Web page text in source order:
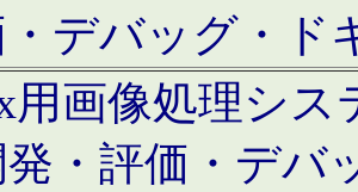
デバッグ・ド
用画像処理シ
発・評価・デバ